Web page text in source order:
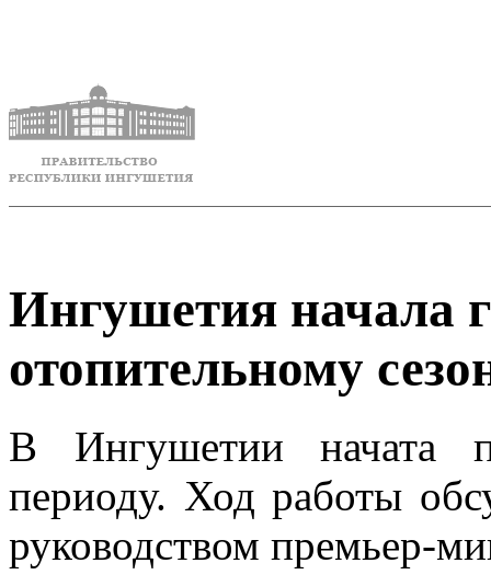
Ингушетия начала
отопительному
В Ингушетии начата
периоду. Ход работы
руководством премьер-